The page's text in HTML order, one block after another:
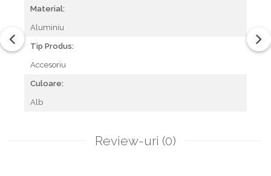
Material:
Aluminiu
Tip Produs:
Accesoriu
Culoare:
Alb
Review-uri (0)